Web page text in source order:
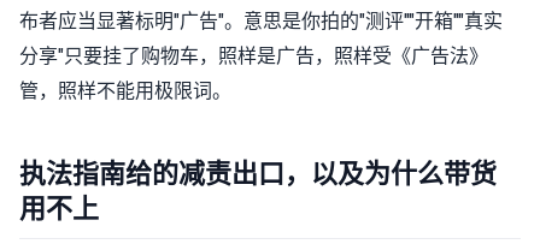
布者应当显著标明"广告"。意思是你拍的"测评""开箱""真实
分享"只要挂了购物车，照样是广告，照样受《广告法》
管，照样不能用极限词。
执法指南给的减责出口，以及为什么带货
用不上